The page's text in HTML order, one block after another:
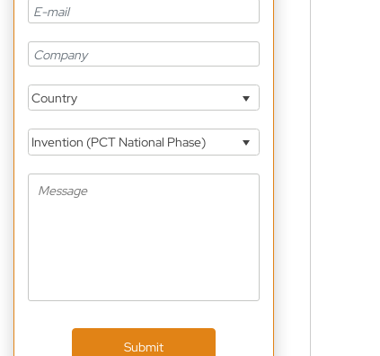
Country
Invention (PCT National Phase)
Submit